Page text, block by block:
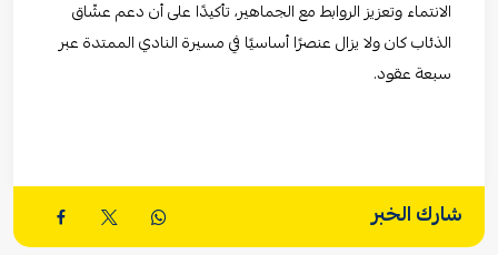
الانتماء وتعزيز الروابط مع الجماهير، تأكيدًا على أن دعم عشّاق
الذئاب كان ولا يزال عنصرًا أساسيًا في مسيرة النادي الممتدة عبر
سبعة عقود.
شارك الخبر